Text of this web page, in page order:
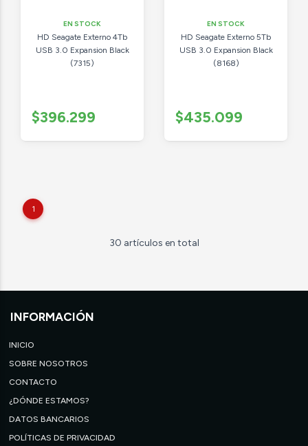
EN STOCK
HD Seagate Externo 4Tb
USB 3.0 Expansion Black
(7315)
$396.299
EN STOCK
HD Seagate Externo 5Tb
USB 3.0 Expansion Black
(8168)
$435.099
1
30 artículos en total
INFORMACIÓN
INICIO
SOBRE NOSOTROS
CONTACTO
¿DÓNDE ESTAMOS?
DATOS BANCARIOS
POLÍTICAS DE PRIVACIDAD